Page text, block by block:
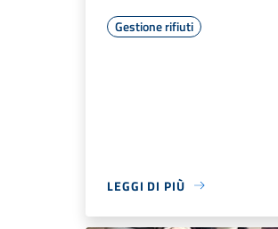
Gestione rifiuti
LEGGI DI PIÙ